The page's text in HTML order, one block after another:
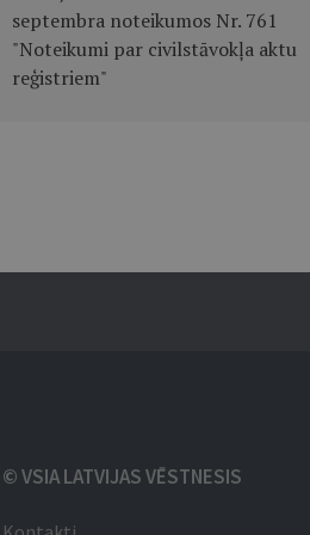
septembra noteikumos Nr. 761
"Noteikumi par civilstāvokļa aktu
reģistriem"
© VSIA LATVIJAS VĒSTNESIS